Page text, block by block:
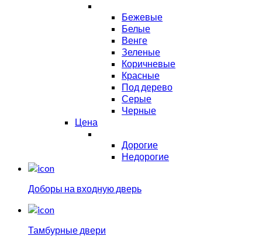
Бежевые
Белые
Венге
Зеленые
Коричневые
Красные
Под дерево
Серые
Черные
Цена
Дорогие
Недорогие
Доборы на входную дверь
Тамбурные двери